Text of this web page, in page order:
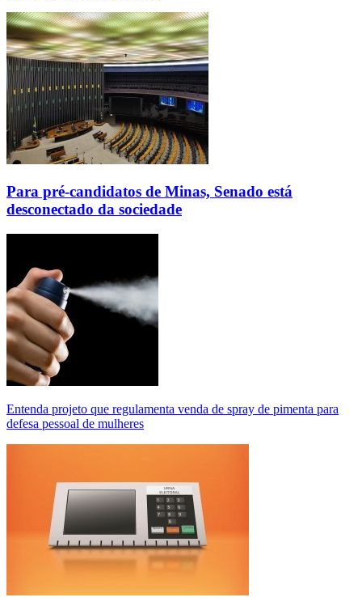
Para pré-candidatos de Minas, Senado está
desconectado da sociedade
Entenda projeto que regulamenta venda de spray de pimenta para
defesa pessoal de mulheres